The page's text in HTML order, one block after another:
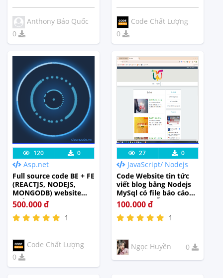
Anthony Bảo Quốc
0
realtime,thanh toán
online,...
Code Chất Lượng
0
cleancode.vn
Lưu code Xem Thực
Tế
120 0
Asp.net
Full source code BE + FE
(REACTJS, NODEJS,
MONGODB) website
quản lý kho hàng
500.000 đ
1
Code Chất Lượng
0
Lưu code Xem Thực
Tế
27 0
JavaScript/ Nodejs
Code Website tin tức
viết blog bằng Nodejs
MySql có file báo cáo
và hướng dẫn cài đặt
100.000 đ
1
Ngọc Huyền 0